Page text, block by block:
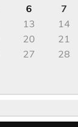
6 7
13 14
20 21
27 28